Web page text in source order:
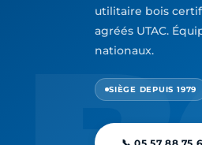
utilitaire bois
agréés UTAC.
nationaux.
SIÈGE DEPUIS 1979